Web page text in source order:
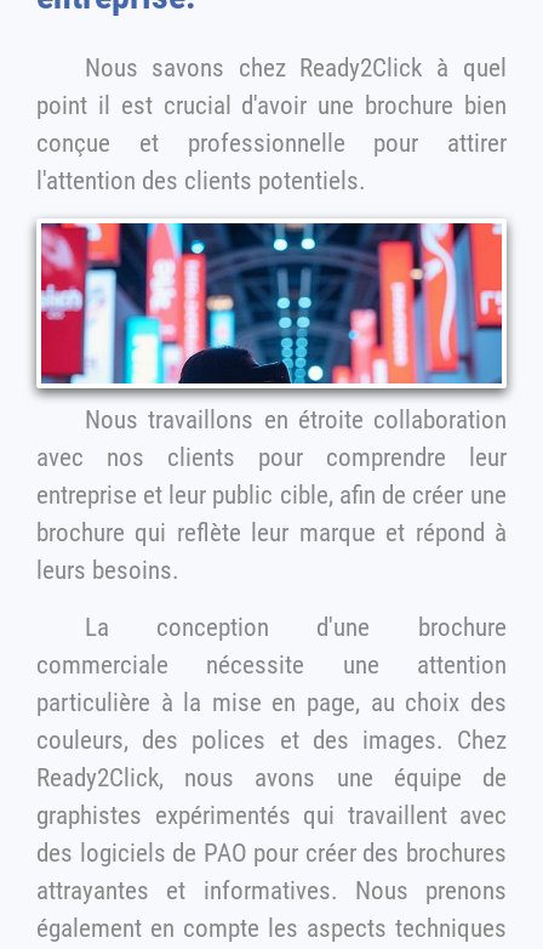
Nous savons chez Ready2Click à quel
point il est crucial d'avoir une brochure bien
conçue et professionnelle pour attirer
l'attention des clients potentiels.
Nous travaillons en étroite collaboration
avec nos clients pour comprendre leur
entreprise et leur public cible, afin de créer une
brochure qui reflète leur marque et répond à
leurs besoins.
La conception d'une brochure
commerciale nécessite une attention
particulière à la mise en page, au choix des
couleurs, des polices et des images. Chez
Ready2Click, nous avons une équipe de
graphistes expérimentés qui travaillent avec
des logiciels de PAO pour créer des brochures
attrayantes et informatives. Nous prenons
également en compte les aspects techniques